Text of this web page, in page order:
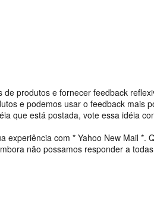
produtos e fornecer feedback
e podemos usar o feedback mais
que está postada, vote essa idéia
experiência com * Yahoo New Mail *.
não possamos responder a